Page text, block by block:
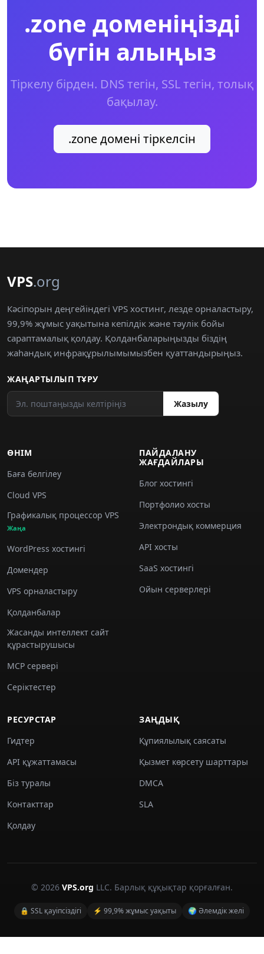
.zone доменіңізді
бүгін алыңыз
Тіркелу бірден. DNS тегін, SSL тегін, толық
бақылау.
.zone домені тіркелсін
VPS.org
Кәсіпорын деңгейіндегі VPS хостинг, лезде орналастыру,
99,9% жұмыс уақытына кепілдік және тәулік бойы
сараптамалық қолдау. Қолданбаларыңызды біздің
жаһандық инфрақұрылымымызбен қуаттандырыңыз.
ЖАҢАРТЫЛЫП ТҰРУ
Жазылу
ӨНІМ
Баға белгілеу
Cloud VPS
Графикалық процессор VPS
Жаңа
WordPress хостингі
Домендер
VPS орналастыру
Қолданбалар
Жасанды интеллект сайт
құрастырушысы
MCP сервері
Серіктестер
ПАЙДАЛАНУ
ЖАҒДАЙЛАРЫ
Блог хостингі
Портфолио хосты
Электрондық коммерция
API хосты
SaaS хостингі
Ойын серверлері
РЕСУРСТАР
Гидтер
API құжаттамасы
Біз туралы
Контакттар
Қолдау
ЗАҢДЫҚ
Құпиялылық саясаты
Қызмет көрсету шарттары
DMCA
SLA
© 2026 VPS.org LLC. Барлық құқықтар қорғалған.
🔒 SSL қауіпсіздігі ⚡ 99,9% жұмыс уақыты 🌍 Әлемдік желі